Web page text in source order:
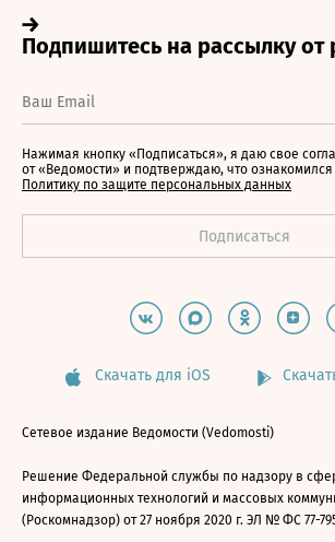
Нажимая кнопку «Подписаться», я даю свое
от «Ведомости» и подтверждаю, что
Политику по защите персональных данных
Скачать для iOS
Сетевое издание Ведомости (Vedomosti)
Решение Федеральной службы по надзору в
информационных технологий и массовых
(Роскомнадзор) от 27 ноября 2020 г. ЭЛ № ФС 77-